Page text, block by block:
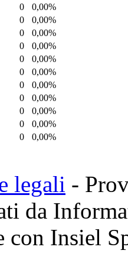
0
0,00%
0
0,00%
0
0,00%
0
0,00%
0
0,00%
0
0,00%
0
0,00%
0
0,00%
0
0,00%
0
0,00%
0 0,00%
legali -
da
con Insiel